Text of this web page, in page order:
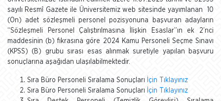
sayılı Resmî Gazete ile Üniversitemiz web sitesinde yayımlanan 10
(On) adet sözleşmeli personel pozisyonuna başvuran adayların
“Sözleşmeli Personel Çalıştırılmasına İlişkin Esaslar”ın ek 2’nci
maddesinin (b) fıkrasına göre 2024 Kamu Personeli Seçme Sınavı
(KPSS) (B) grubu sırası esas alınmak suretiyle yapılan başvuru
sonuçlarına aşağıdan ulaşılabilmektedir.
Sıra Büro Personeli Sıralama Sonuçları
İçin Tıklayınız
Sıra Büro Personeli Sıralama Sonuçları
İçin Tıklayınız